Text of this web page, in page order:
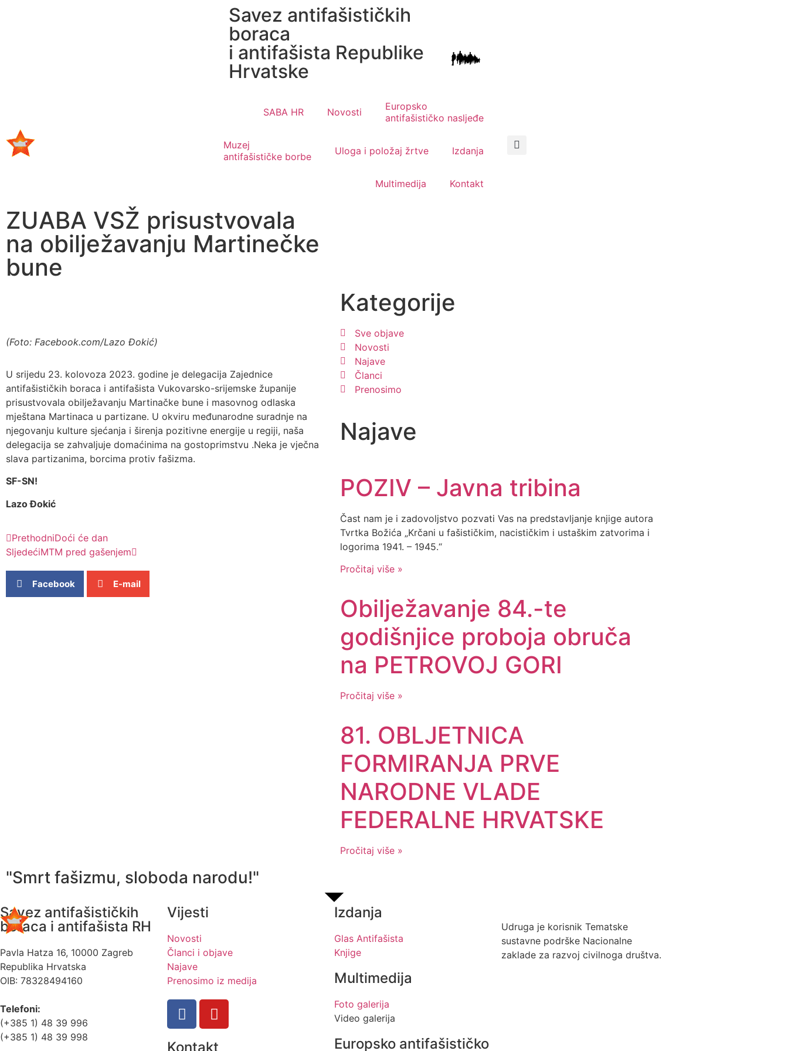
Savez antifašističkih
boraca
i antifašista Republike
Hrvatske
SABA HR Novosti
Europsko
antifašističko nasljeđe
Muzej
antifašističke borbe
Uloga i položaj žrtve Izdanja
Multimedija Kontakt
ZUABA VSŽ prisustvovala
na obilježavanju Martinečke
bune
(Foto: Facebook.com/Lazo Đokić)
U srijedu 23. kolovoza 2023. godine je delegacija Zajednice
antifašističkih boraca i antifašista Vukovarsko-srijemske županije
prisustvovala obilježavanju Martinačke bune i masovnog odlaska
mještana Martinaca u partizane. U okviru međunarodne suradnje na
njegovanju kulture sjećanja i širenja pozitivne energije u regiji, naša
delegacija se zahvaljuje domaćinima na gostoprimstvu .Neka je vječna
slava partizanima, borcima protiv fašizma.
SF-SN!
Lazo Đokić
PrethodniDoći će dan
SljedećiMTM pred gašenjem
Facebook E-mail
Kategorije
Sve objave
Novosti
Najave
Članci
Prenosimo
Najave
POZIV – Javna tribina
Čast nam je i zadovoljstvo pozvati Vas na predstavljanje knjige autora
Tvrtka Božića „Krčani u fašističkim, nacističkim i ustaškim zatvorima i
logorima 1941. – 1945.“
Pročitaj više »
Obilježavanje 84.-te
godišnjice proboja obruča
na PETROVOJ GORI
Pročitaj više »
81. OBLJETNICA
FORMIRANJA PRVE
NARODNE VLADE
FEDERALNE HRVATSKE
Pročitaj više »
"Smrt fašizmu, sloboda narodu!"
Savez antifašističkih
boraca i antifašista RH
Pavla Hatza 16, 10000 Zagreb
Republika Hrvatska
OIB: 78328494160
Telefoni:
(+385 1) 48 39 996
(+385 1) 48 39 998
Vijesti
Novosti
Članci i objave
Najave
Prenosimo iz medija
Kontakt
Izdanja
Glas Antifašista
Knjige
Multimedija
Foto galerija
Video galerija
Europsko antifašističko
Udruga je korisnik Tematske
sustavne podrške Nacionalne
zaklade za razvoj civilnoga društva.